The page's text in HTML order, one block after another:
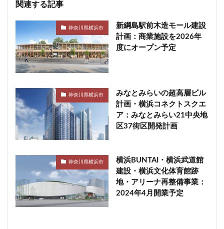
関連する記事
神奈川県横浜市
新綱島駅前木造モール建設
計画：商業施設を2026年
度にオープン予定
神奈川県横浜市
みなとみらいの超高層ビル
計画・横浜コネクトスクエ
ア：みなとみらい21中央地
区37街区開発計画
神奈川県横浜市
横浜BUNTAI・横浜武道館
建設・横浜文化体育館跡
地・アリーナ再整備事業：
2024年4月開業予定